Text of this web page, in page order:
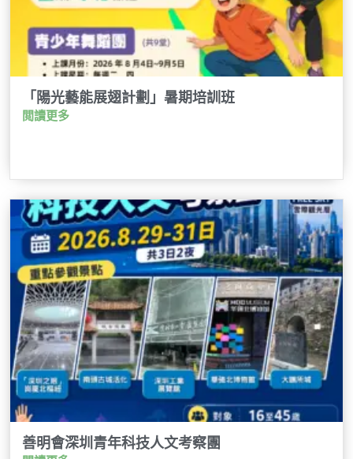
「陽光藝能展翅計劃」暑期培訓班
閲讀更多
善明會深圳青年科技人文考察團